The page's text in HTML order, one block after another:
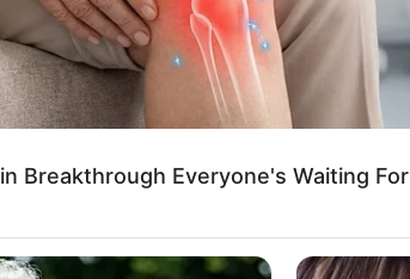
Breakthrough Everyone's Waiting For